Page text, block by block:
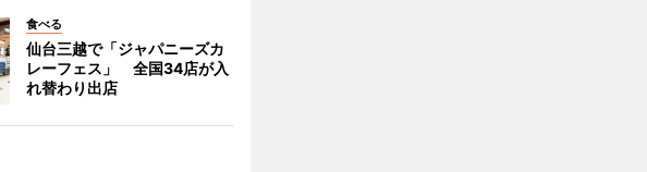
食べる
仙台三越で「ジャパニーズカ
レーフェス」 全国34店が入
れ替わり出店